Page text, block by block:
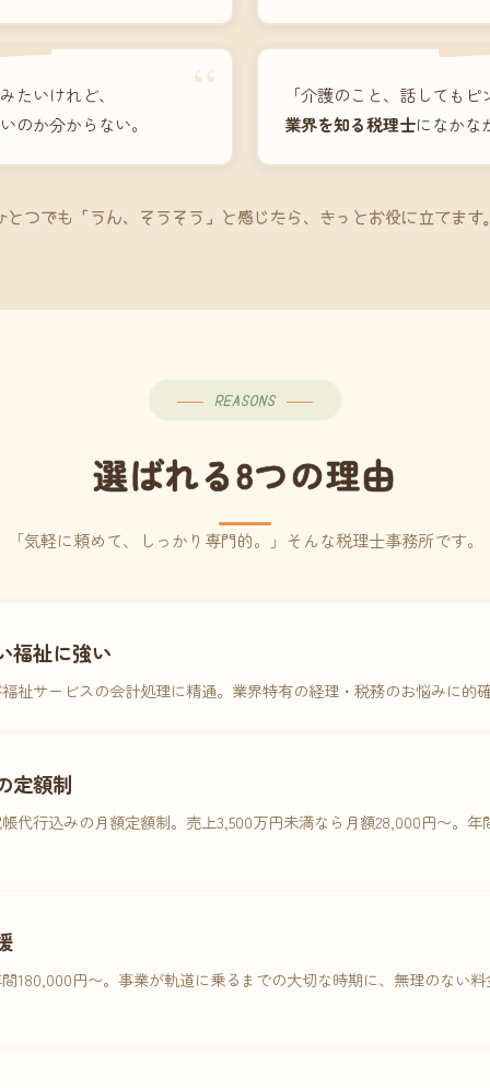
“
たいけれど、
のか分からない。
「介護のこと、話してもピ
業界を知る税理士になかな
とつでも「うん、そうそう」と感じたら、きっとお役に立てます。
REASONS
選ばれる8つの理由
「気軽に頼めて、しっかり専門的。」そんな税理士事務所です。
福祉に強い
祉サービスの会計処理に精通。業界特有の経理・税務のお悩みに的
定額制
代行込みの月額定額制。売上3,500万円未満なら月額28,000円〜。年
180,000円〜。事業が軌道に乗るまでの大切な時期に、無理のない料